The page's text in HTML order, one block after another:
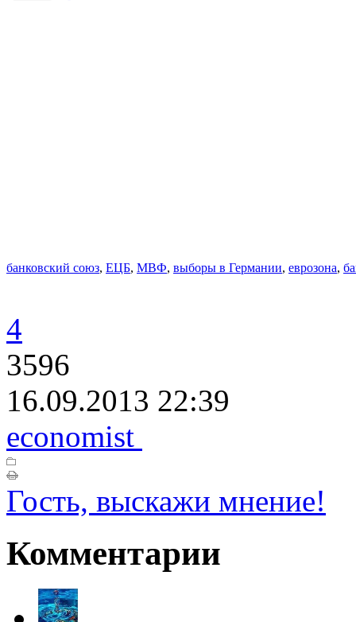
банковский союз, ЕЦБ, МВФ, выборы в Германии, еврозона,
4
3596
16.09.2013 22:39
economist
Гость, выскажи мнение!
Комментарии